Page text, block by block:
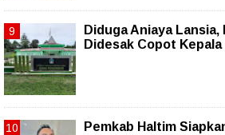
Diduga Aniaya
Didesak Copot Kepala
Pemkab Haltim